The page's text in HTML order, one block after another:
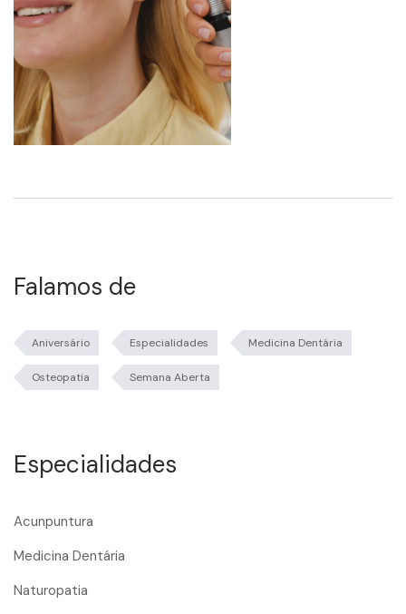
Falamos de
Aniversário Especialidades Medicina Dentária
Osteopatia Semana Aberta
Especialidades
Acunpuntura
Medicina Dentária
Naturopatia